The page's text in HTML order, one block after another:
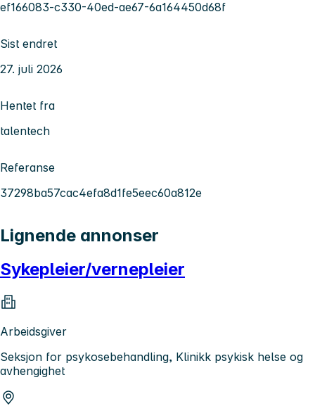
ef166083-c330-40ed-ae67-6a164450d68f
Sist endret
27. juli 2026
Hentet fra
talentech
Referanse
37298ba57cac4efa8d1fe5eec60a812e
Lignende annonser
Sykepleier/vernepleier
Arbeidsgiver
Seksjon for psykosebehandling, Klinikk psykisk helse og
avhengighet